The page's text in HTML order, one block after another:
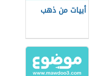
أبيات من ذهب